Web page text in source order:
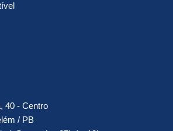
40 - Centro
/ PB